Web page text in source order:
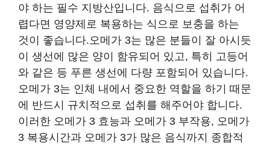
야 하는 필수 지방산입니다. 음식으로 섭취가 어
렵다면 영양제로 복용하는 식으로 보충을 하는
것이 좋습니다.오메가 3는 많은 분들이 잘 아시듯
이 생선에 많은 양이 함유되어 있고, 특히 고등어
와 같은 등 푸른 생선에 다량 포함되어 있습니다.
오메가 3는 인체 내에서 중요한 역할을 하기 때문
에 반드시 규치적으로 섭취를 해주어야 합니다.
이러한 오메가 3 효능과 오메가 3 부작용, 오메가
3 복용시간과 오메가 3가 많은 음식까지 종합적